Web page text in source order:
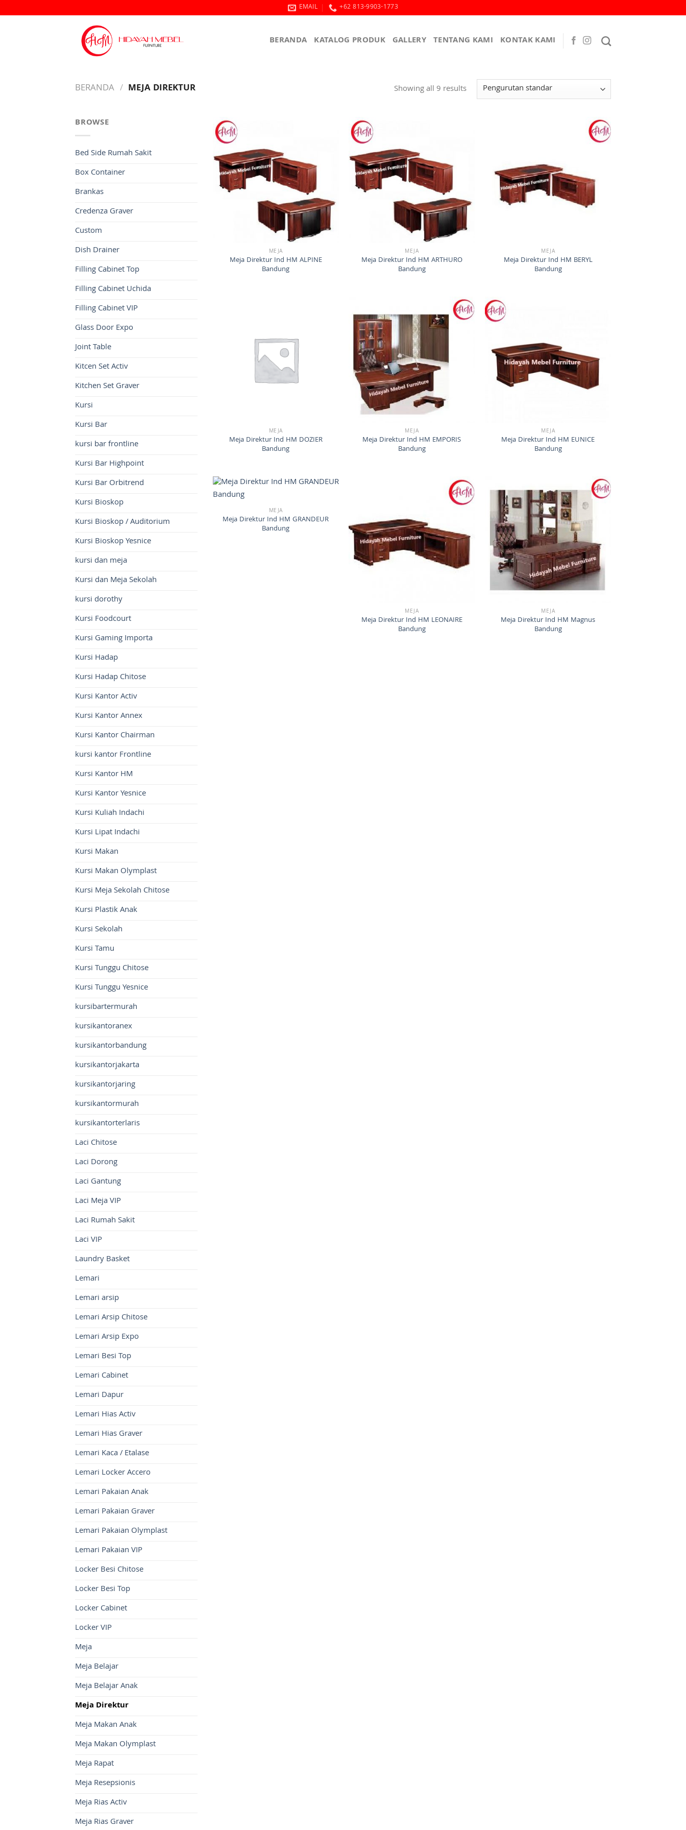
to
EMAIL +62 813-9903-1773
BERANDA KATALOG PRODUK GALLERY TENTANG KAMI KONTAK KAMI
BERANDA / MEJA DIREKTUR Showing all 9 results
BROWSE
Bed Side Rumah Sakit
Box Container
Brankas
Credenza Graver
Custom
Dish Drainer
Filling Cabinet Top
Filling Cabinet Uchida
Filling Cabinet VIP
Glass Door Expo
Joint Table
Kitcen Set Activ
Kitchen Set Graver
Kursi
Kursi Bar
kursi bar frontline
Kursi Bar Highpoint
Kursi Bar Orbitrend
Kursi Bioskop
Kursi Bioskop / Auditorium
Kursi Bioskop Yesnice
kursi dan meja
Kursi dan Meja Sekolah
kursi dorothy
Kursi Foodcourt
Kursi Gaming Importa
Kursi Hadap
Kursi Hadap Chitose
Kursi Kantor Activ
Kursi Kantor Annex
Kursi Kantor Chairman
kursi kantor Frontline
Kursi Kantor HM
Kursi Kantor Yesnice
Kursi Kuliah Indachi
Kursi Lipat Indachi
Kursi Makan
Kursi Makan Olymplast
Kursi Meja Sekolah Chitose
Kursi Plastik Anak
Kursi Sekolah
Kursi Tamu
Kursi Tunggu Chitose
Kursi Tunggu Yesnice
kursibartermurah
kursikantoranex
kursikantorbandung
kursikantorjakarta
kursikantorjaring
kursikantormurah
kursikantorterlaris
Laci Chitose
Laci Dorong
Laci Gantung
Laci Meja VIP
Laci Rumah Sakit
Laci VIP
Laundry Basket
Lemari
Lemari arsip
Lemari Arsip Chitose
Lemari Arsip Expo
Lemari Besi Top
Lemari Cabinet
Lemari Dapur
Lemari Hias Activ
Lemari Hias Graver
Lemari Kaca / Etalase
Lemari Locker Accero
Lemari Pakaian Anak
Lemari Pakaian Graver
Lemari Pakaian Olymplast
Lemari Pakaian VIP
Locker Besi Chitose
Locker Besi Top
Locker Cabinet
Locker VIP
Meja
Meja Belajar
Meja Belajar Anak
Meja Direktur
Meja Makan Anak
Meja Makan Olymplast
Meja Rapat
Meja Resepsionis
Meja Rias Activ
Meja Rias Graver
MEJA
Meja Direktur Ind HM ALPINE
Bandung
MEJA
Meja Direktur Ind HM ARTHURO
Bandung
MEJA
Meja Direktur Ind HM BERYL
Bandung
MEJA
Meja Direktur Ind HM DOZIER
Bandung
MEJA
Meja Direktur Ind HM EMPORIS
Bandung
MEJA
Meja Direktur Ind HM EUNICE
Bandung
MEJA
Meja Direktur Ind HM GRANDEUR
Bandung
MEJA
Meja Direktur Ind HM LEONAIRE
Bandung
MEJA
Meja Direktur Ind HM Magnus
Bandung